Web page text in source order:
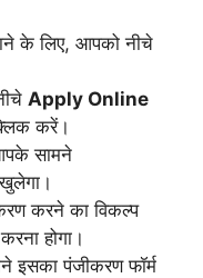
के लिए, आपको नीचे
Apply Online
करें।
सामने
करने का विकल्प
होगा।
पंजीकरण फॉर्म